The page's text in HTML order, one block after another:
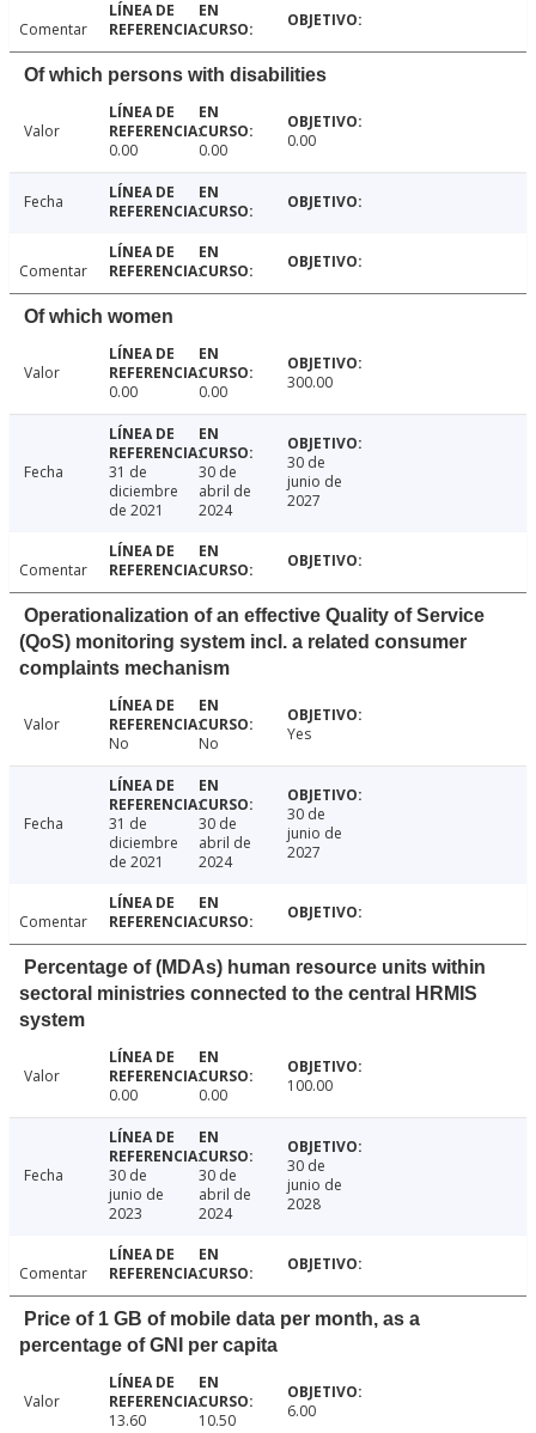
Comentar
Of which persons with disabilities
Valor
0.00
0.00 0.00
Fecha
Comentar
Of which women
Valor
0.00
0.00 300.00
Fecha
31 de
diciembre
de 2021
30 de
abril de
2024
30 de
junio de
2027
Comentar
Operationalization of an effective Quality of Service
(QoS) monitoring system incl. a related consumer
complaints mechanism
Valor
No
No Yes
Fecha
31 de
diciembre
de 2021
30 de
abril de
2024
30 de
junio de
2027
Comentar
Percentage of (MDAs) human resource units within
sectoral ministries connected to the central HRMIS
system
Valor
0.00
0.00 100.00
Fecha
30 de
junio de
2023
30 de
abril de
2024
30 de
junio de
2028
Comentar
Price of 1 GB of mobile data per month, as a
percentage of GNI per capita
Valor
13.60
10.50 6.00